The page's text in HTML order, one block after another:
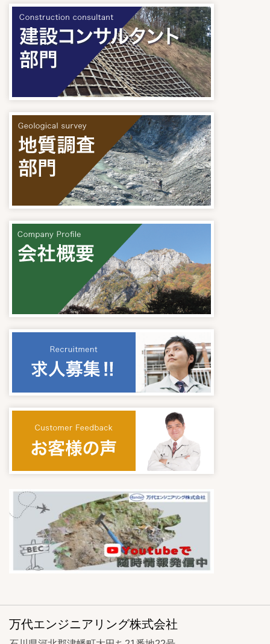
万代エンジニアリング株式会社